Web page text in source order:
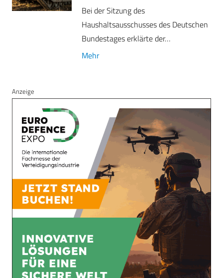
Bei der Sitzung des
Haushaltsausschusses des Deutschen
Bundestages erklärte der…
Mehr
Anzeige